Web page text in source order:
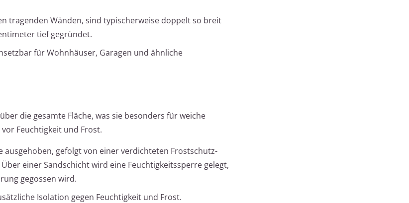
tragenden Wänden, sind typischerweise doppelt so breit
tief gegründet.
für Wohnhäuser, Garagen und ähnliche
die gesamte Fläche, was sie besonders für weiche
Feuchtigkeit und Frost.
gefolgt von einer verdichteten Frostschutz-
einer Sandschicht wird eine Feuchtigkeitssperre gelegt,
gegossen wird.
Isolation gegen Feuchtigkeit und Frost.